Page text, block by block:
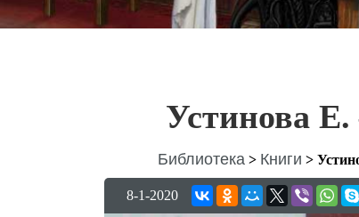
Устинова
Библиотека > Книги >
8-1-2020